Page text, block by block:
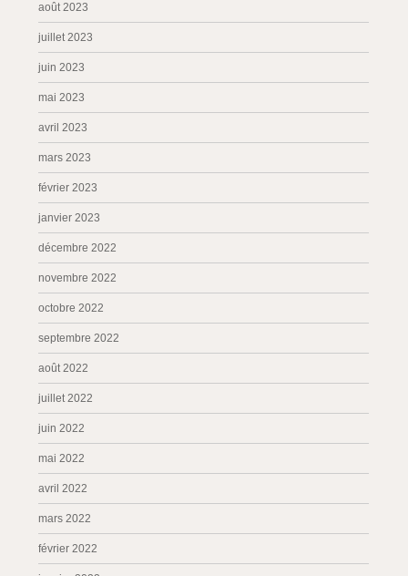
août 2023
juillet 2023
juin 2023
mai 2023
avril 2023
mars 2023
février 2023
janvier 2023
décembre 2022
novembre 2022
octobre 2022
septembre 2022
août 2022
juillet 2022
juin 2022
mai 2022
avril 2022
mars 2022
février 2022